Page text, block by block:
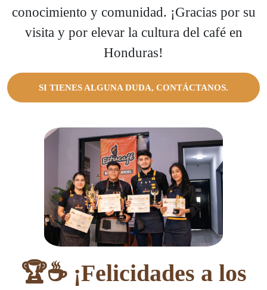
conocimiento y comunidad. ¡Gracias por su
visita y por elevar la cultura del café en
Honduras!
SI TIENES ALGUNA DUDA, CONTÁCTANOS.
🏆☕ ¡Felicidades a los